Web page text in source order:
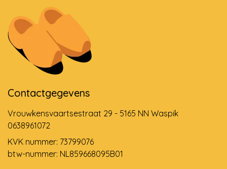
Contactgegevens
Vrouwkensvaartsestraat 29 - 5165 NN Waspik
0638961072
KVK nummer: 73799076
btw-nummer: NL859668095B01